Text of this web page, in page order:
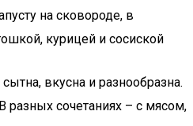
на сковороде, в
курицей и сосиской
вкусна и разнообразна.
разных сочетаниях – с мясом,